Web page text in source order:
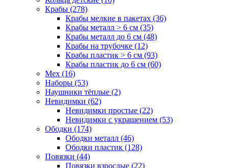
Крабы (278)
Крабы мелкие в пакетах (36)
Крабы металл > 6 см (35)
Крабы металл до 6 см (48)
Крабы на трубочке (12)
Крабы пластик > 6 см (93)
Крабы пластик до 6 см (60)
Мех (16)
Наборы (53)
Наушники тёплые (2)
Невидимки (62)
Невидимки простые (22)
Невидимки с украшением (53)
Ободки (174)
Ободки металл (46)
Ободки пластик (128)
Повязки (44)
Повязки взрослые (22)